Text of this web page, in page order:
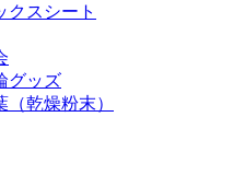
スシート
グッズ
乾燥粉末）